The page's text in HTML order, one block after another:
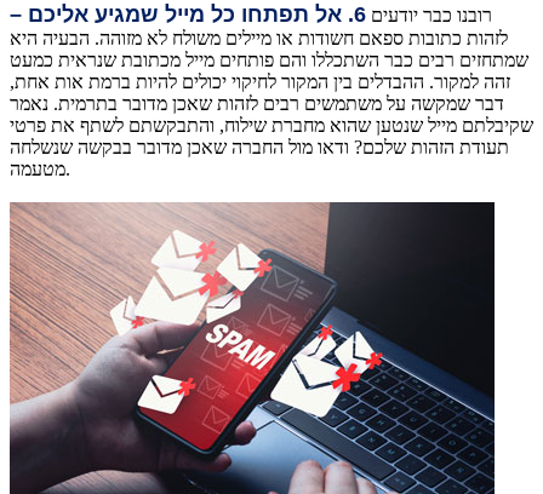
6. אל תפתחו כל מייל שמגיע אליכם –
לזהות כתובות ספאם חשודות או מיילים משולח לא מזוהה. הבעיה היא
שמתחזים רבים כבר השתכללו והם פותחים מייל מכתובת שנראית כמעט
זהה למקור. ההבדלים בין המקור לחיקוי יכולים להיות ברמת אות אחת,
דבר שמקשה על משתמשים רבים לזהות שאכן מדובר בתרמית. נאמר
שקיבלתם מייל שנטען שהוא מחברת שילוח, והתבקשתם לשתף את פרטי
תעודת הזהות שלכם? ודאו מול החברה שאכן מדובר בבקשה שנשלחה
מטעמה.